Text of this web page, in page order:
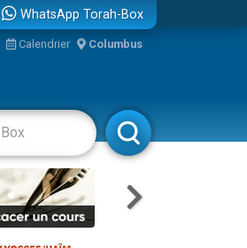
WhatsApp Torah-Box
Calendrier Columbus
Rabbanim